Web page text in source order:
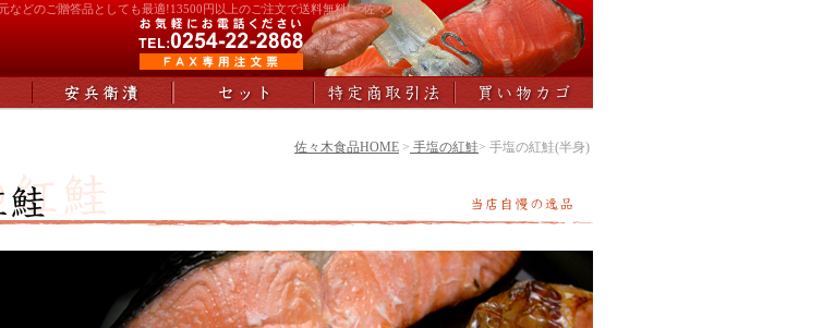
どのご贈答品としても最適!13500円以上のご注文で送料無料!－佐々木食品
佐々木食品HOME > 手塩の紅鮭> 手塩の紅鮭(半身)